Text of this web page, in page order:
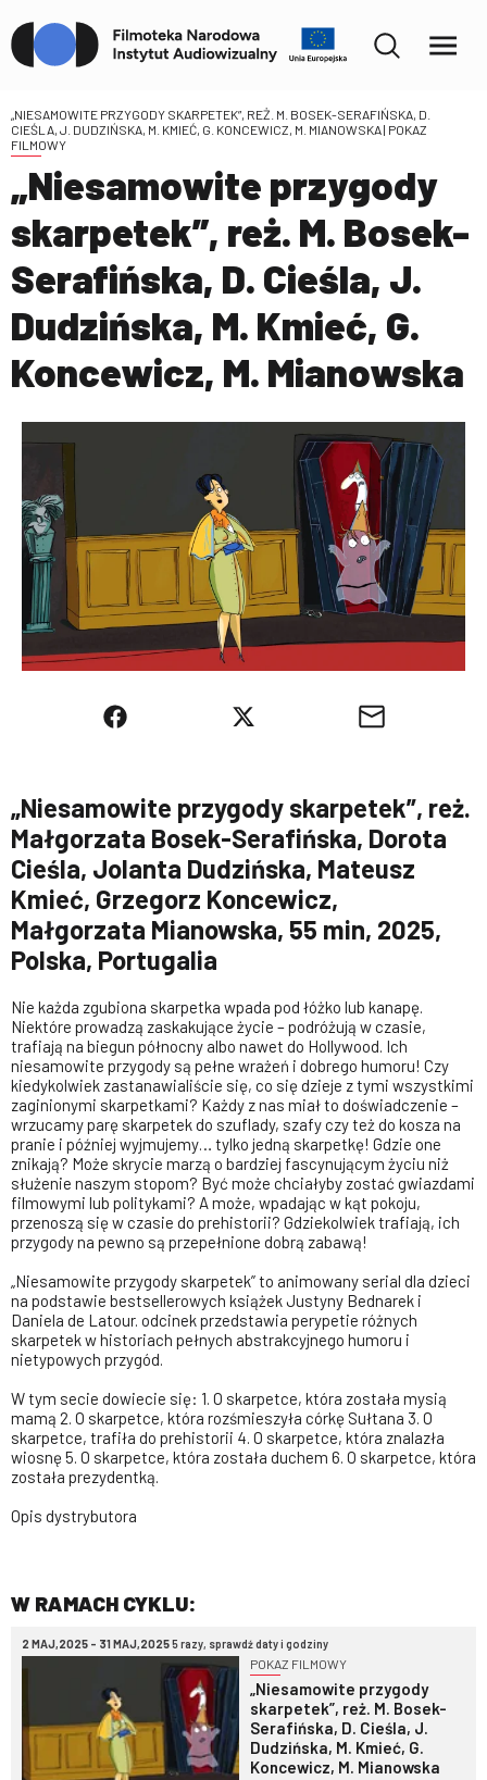
„NIESAMOWITE PRZYGODY SKARPETEK”, REŻ. M. BOSEK-SERAFIŃSKA, D.
CIEŚLA, J. DUDZIŃSKA, M. KMIEĆ, G. KONCEWICZ, M. MIANOWSKA| POKAZ
FILMOWY
„Niesamowite przygody
skarpetek”, reż. M. Bosek-
Serafińska, D. Cieśla, J.
Dudzińska, M. Kmieć, G.
Koncewicz, M. Mianowska
„Niesamowite przygody skarpetek”, reż.
Małgorzata Bosek-Serafińska, Dorota
Cieśla, Jolanta Dudzińska, Mateusz
Kmieć, Grzegorz Koncewicz,
Małgorzata Mianowska, 55 min, 2025,
Polska, Portugalia
Nie każda zgubiona skarpetka wpada pod łóżko lub kanapę.
Niektóre prowadzą zaskakujące życie – podróżują w czasie,
trafiają na biegun północny albo nawet do Hollywood. Ich
niesamowite przygody są pełne wrażeń i dobrego humoru! Czy
kiedykolwiek zastanawialiście się, co się dzieje z tymi wszystkimi
zaginionymi skarpetkami? Każdy z nas miał to doświadczenie –
wrzucamy parę skarpetek do szuflady, szafy czy też do kosza na
pranie i później wyjmujemy… tylko jedną skarpetkę! Gdzie one
znikają? Może skrycie marzą o bardziej fascynującym życiu niż
służenie naszym stopom? Być może chciałyby zostać gwiazdami
filmowymi lub politykami? A może, wpadając w kąt pokoju,
przenoszą się w czasie do prehistorii? Gdziekolwiek trafiają, ich
przygody na pewno są przepełnione dobrą zabawą!
„Niesamowite przygody skarpetek” to animowany serial dla dzieci
na podstawie bestsellerowych książek Justyny Bednarek i
Daniela de Latour. odcinek przedstawia perypetie różnych
skarpetek w historiach pełnych abstrakcyjnego humoru i
nietypowych przygód.
W tym secie dowiecie się: 1. O skarpetce, która została mysią
mamą 2. O skarpetce, która rozśmieszyła córkę Sułtana 3. O
skarpetce, trafiła do prehistorii 4. O skarpetce, która znalazła
wiosnę 5. O skarpetce, która została duchem 6. O skarpetce, która
została prezydentką.
Opis dystrybutora
W RAMACH CYKLU:
2 MAJ,2025 - 31 MAJ,20255 razy, sprawdź daty i godziny
POKAZ FILMOWY
„Niesamowite przygody
skarpetek”, reż. M. Bosek-
Serafińska, D. Cieśla, J.
Dudzińska, M. Kmieć, G.
Koncewicz, M. Mianowska